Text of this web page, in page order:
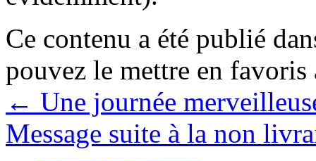
Ce contenu a été publié
pouvez le mettre en
← Une journée
Message suite à la non